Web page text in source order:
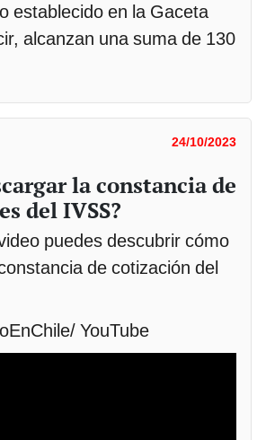
establecido en la Gaceta
alcanzan una suma de 130
24/10/2023
la constancia de
del IVSS?
puedes descubrir cómo
de cotización del
YouTube